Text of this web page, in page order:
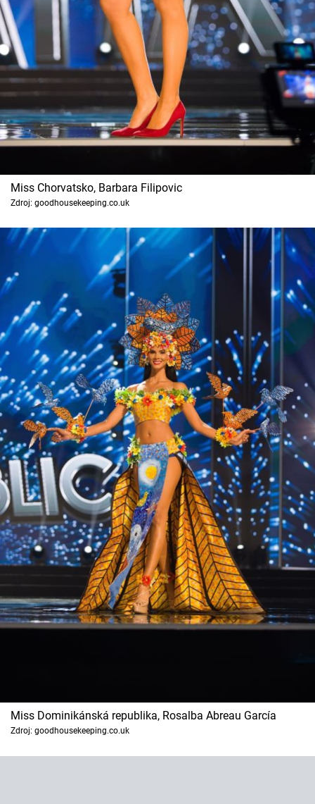
Miss Chorvatsko, Barbara Filipovic
Zdroj: goodhousekeeping.co.uk
Miss Dominikánská republika, Rosalba Abreau García
Zdroj: goodhousekeeping.co.uk